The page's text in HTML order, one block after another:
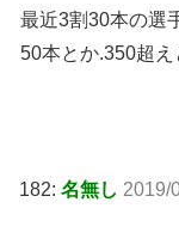
最近3割30本の選
50本とか.350超
182: 名無し 2019/